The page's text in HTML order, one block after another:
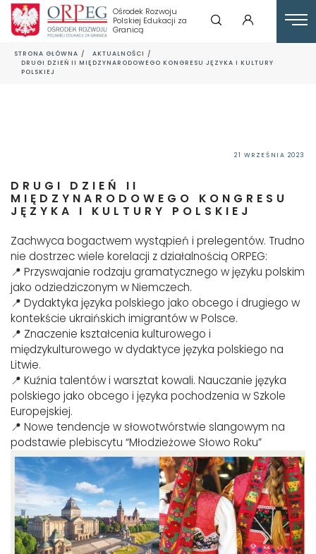
Ośrodek Rozwoju
Polskiej Edukacji za
Granicą
STRONA GŁÓWNA
AKTUALNOŚCI
DRUGI DZIEŃ II MIĘDZYNARODOWEGO KONGRESU JĘZYKA I KULTURY
POLSKIEJ
DRUGI DZIEŃ II
MIĘDZYNARODOWEGO KONGRESU
JĘZYKA I KULTURY POLSKIEJ
21 WRZEŚNIA 2023
Zachwyca bogactwem wystąpień i prelegentów. Trudno
nie dostrzec wiele korelacji z działalnością ORPEG:
📍 Przyswajanie rodzaju gramatycznego w języku polskim
jako odziedziczonym w Niemczech.
📍 Dydaktyka języka polskiego jako obcego i drugiego w
kontekście ukraińskich imigrantów w Polsce.
📍 Znaczenie kształcenia kulturowego i
międzykulturowego w dydaktyce języka polskiego na
Litwie.
📍 Kuźnia talentów i warsztat kowali. Nauczanie języka
polskiego jako obcego i języka pochodzenia w Szkole
Europejskiej.
📍 Nowe tendencje w słowotwórstwie slangowym na
podstawie plebiscytu “Młodzieżowe Słowo Roku”